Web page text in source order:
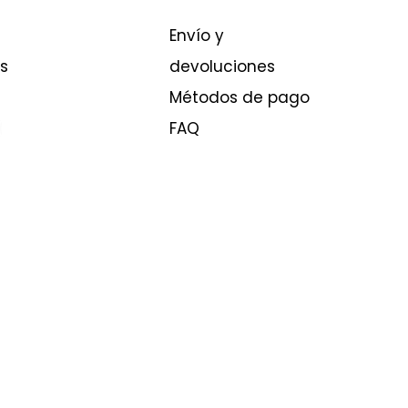
Envío y
devoluciones
Métodos de pago
FAQ